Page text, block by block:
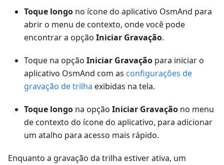
Toque longo no ícone do aplicativo OsmAnd para
abrir o menu de contexto, onde você pode
encontrar a opção Iniciar Gravação.
Toque na opção Iniciar Gravação para iniciar o
aplicativo OsmAnd com as configurações de
gravação de trilha exibidas na tela.
Toque longo na opção Iniciar Gravação no menu
de contexto do ícone do aplicativo, para adicionar
um atalho para acesso mais rápido.
Enquanto a gravação da trilha estiver ativa, um